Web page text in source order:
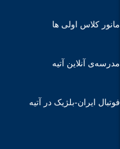
مانور کلاس اولی ها
مدرسه‌ی آنلاین آتیه
فوتبال ایران-بلژیک در آتیه